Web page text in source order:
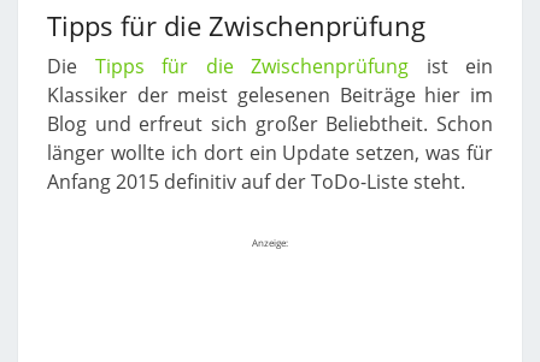
Tipps für die Zwischenprüfung
Die Tipps für die Zwischenprüfung ist ein
Klassiker der meist gelesenen Beiträge hier im
Blog und erfreut sich großer Beliebtheit. Schon
länger wollte ich dort ein Update setzen, was für
Anfang 2015 definitiv auf der ToDo-Liste steht.
Anzeige: